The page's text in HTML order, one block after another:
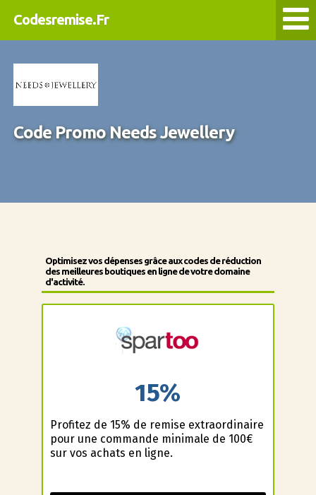
Codesremise.Fr
Code Promo Needs Jewellery
Optimisez vos dépenses grâce aux codes de réduction
des meilleures boutiques en ligne de votre domaine
d'activité.
15%
Profitez de 15% de remise extraordinaire
pour une commande minimale de 100€
sur vos achats en ligne.